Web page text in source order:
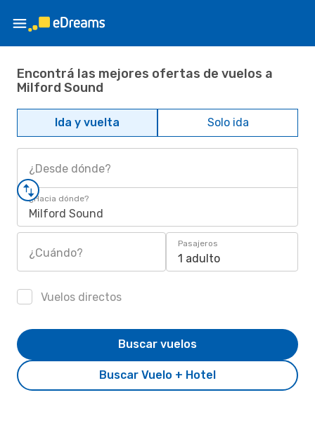
Encontrá las mejores ofertas de vuelos a
Milford Sound
Ida y vuelta Solo ida
¿Desde dónde?
¿Hacia dónde?
Milford Sound
¿Cuándo?
Pasajeros
1 adulto
Vuelos directos
Buscar Vuelo + Hotel
Buscar vuelos